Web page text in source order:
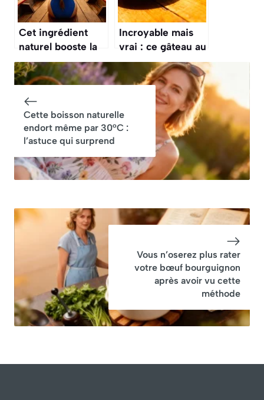
Cet ingrédient
naturel booste la
pousse des
cheveux :
Incroyable mais
vrai : ce gâteau au
chocolat se
prépare en 10
minutes
Cette boisson naturelle
endort même par 30°C :
l’astuce qui surprend
Vous n’oserez plus rater
votre bœuf bourguignon
après avoir vu cette
méthode